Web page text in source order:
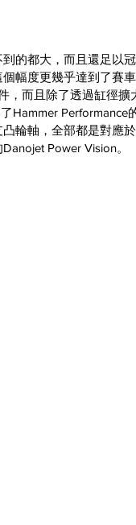
的都大，而且還足以
幅度更幾乎達到了賽車
，而且除了透過缸徑
Hammer
輪軸，全部都是對應
Power Vision。